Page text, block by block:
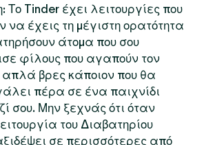
Το Tinder έχει λειτουργίες που
να έχεις τη μέγιστη ορατότητα
άτομα που σου
φίλους που αγαπούν τον
βρες κάποιον που θα
πέρα σε ένα παιχνίδι
σου. Μην ξεχνάς ότι όταν
του Διαβατηρίου
σε περισσότερες από